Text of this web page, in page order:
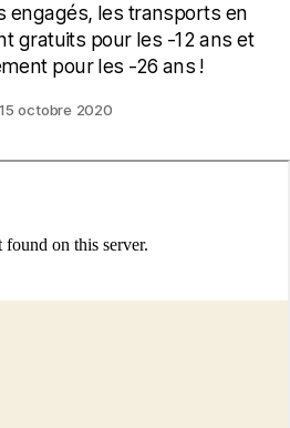
engagés, les transports en
gratuits pour les -12 ans et
pour les -26 ans !
15 octobre 2020